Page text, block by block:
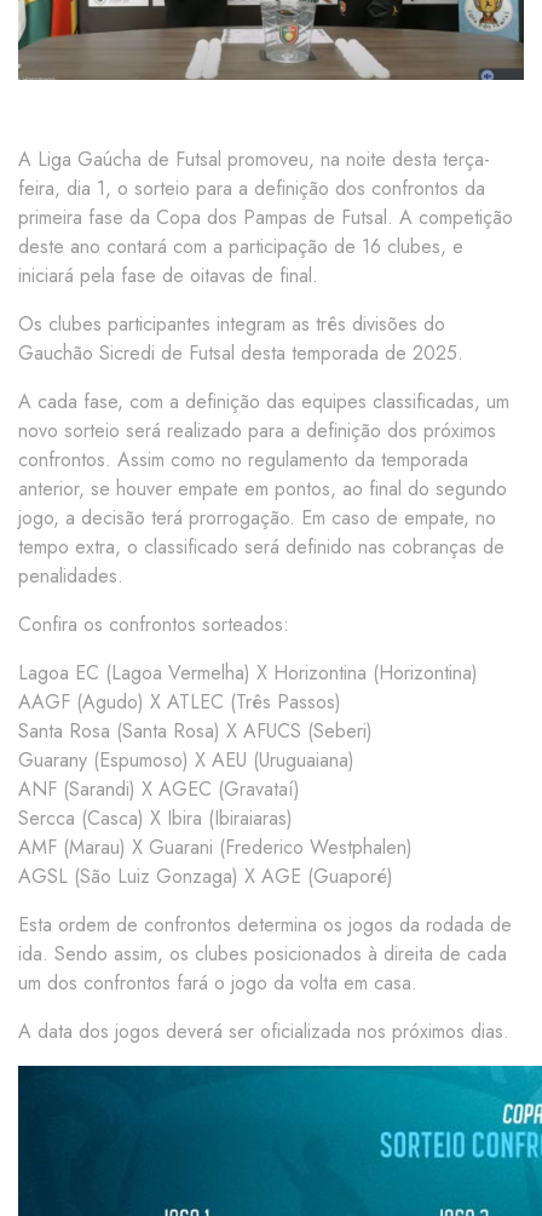
A Liga Gaúcha de Futsal promoveu, na noite desta terça-
feira, dia 1, o sorteio para a definição dos confrontos da
primeira fase da Copa dos Pampas de Futsal. A competição
deste ano contará com a participação de 16 clubes, e
iniciará pela fase de oitavas de final.
Os clubes participantes integram as três divisões do
Gauchão Sicredi de Futsal desta temporada de 2025.
A cada fase, com a definição das equipes classificadas, um
novo sorteio será realizado para a definição dos próximos
confrontos. Assim como no regulamento da temporada
anterior, se houver empate em pontos, ao final do segundo
jogo, a decisão terá prorrogação. Em caso de empate, no
tempo extra, o classificado será definido nas cobranças de
penalidades.
Confira os confrontos sorteados:
Lagoa EC (Lagoa Vermelha) X Horizontina (Horizontina)
AAGF (Agudo) X ATLEC (Três Passos)
Santa Rosa (Santa Rosa) X AFUCS (Seberi)
Guarany (Espumoso) X AEU (Uruguaiana)
ANF (Sarandi) X AGEC (Gravataí)
Sercca (Casca) X Ibira (Ibiraiaras)
AMF (Marau) X Guarani (Frederico Westphalen)
AGSL (São Luiz Gonzaga) X AGE (Guaporé)
Esta ordem de confrontos determina os jogos da rodada de
ida. Sendo assim, os clubes posicionados à direita de cada
um dos confrontos fará o jogo da volta em casa.
A data dos jogos deverá ser oficializada nos próximos dias.